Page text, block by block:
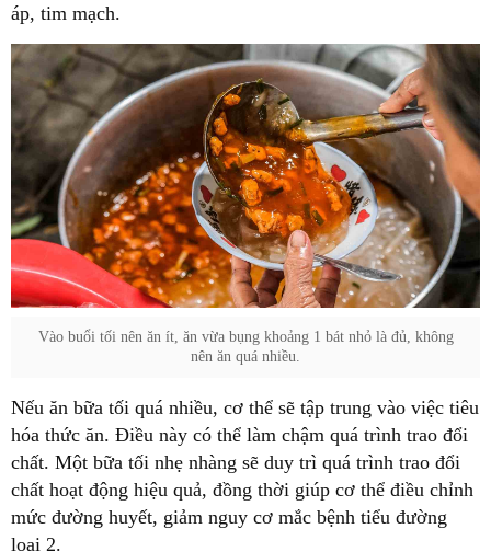
áp, tim mạch.
Vào buổi tối nên ăn ít, ăn vừa bụng khoảng 1 bát nhỏ là đủ, không
nên ăn quá nhiều.
Nếu ăn bữa tối quá nhiều, cơ thể sẽ tập trung vào việc tiêu
hóa thức ăn. Điều này có thể làm chậm quá trình trao đổi
chất. Một bữa tối nhẹ nhàng sẽ duy trì quá trình trao đổi
chất hoạt động hiệu quả, đồng thời giúp cơ thể điều chỉnh
mức đường huyết, giảm nguy cơ mắc bệnh tiểu đường
loại 2.